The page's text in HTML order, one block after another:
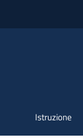
Istruzione